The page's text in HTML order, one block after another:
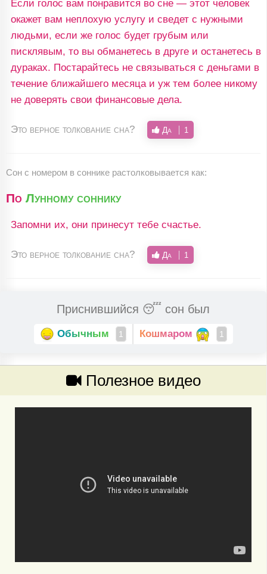
Если голос вам понравится во сне — этот человек
окажет вам неплохую услугу и сведет с нужными
людьми, если же голос будет грубым или
писклявым, то вы обманетесь в друге и останетесь в
дураках. Постарайтесь не связываться с деньгами в
течение ближайшего месяца и уж тем более никому
не доверять свои финансовые дела.
Это верное толкование сна? Да 1
Сон c номером в соннике растолковывается как:
По Лунному соннику
Запомни их, они принесут тебе счастье.
Это верное толкование сна? Да 1
Приснившийся 😴 сон был
Обычным 1 Кошмаром 1
Полезное видео